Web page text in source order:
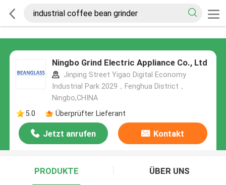
Ningbo Grind Electric Appliance Co., Ltd
Jinping Street Yigao Digital Economy
Industrial Park 2029，Fenghua District，
Ningbo,CHINA
5.0
Überprüfter Lieferant
Jetzt anrufen Kontakt
PRODUKTE ÜBER UNS